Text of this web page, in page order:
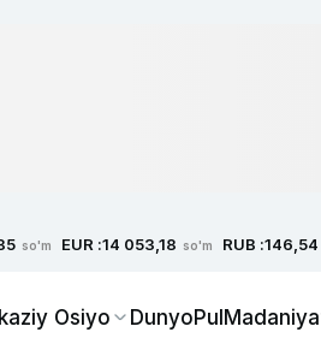
so'm EUR :14 053,18 so'm RUB :146,54
Osiyo DunyoPul